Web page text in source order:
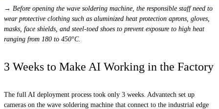
→ Before opening the wave soldering machine, the responsible staff need to
wear protective clothing such as aluminized heat protection aprons, gloves,
masks, face shields, and steel-toed shoes to prevent exposure to high heat
ranging from 180 to 450°C.
3 Weeks to Make AI Working in the Factory
The full AI deployment process took only 3 weeks. Advantech set up
cameras on the wave soldering machine that connect to the industrial edge